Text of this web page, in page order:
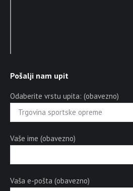
Pošalji nam upit
Odaberite vrstu upita: (obavezno)
Vaše ime (obavezno)
Vaša e-pošta (obavezno)